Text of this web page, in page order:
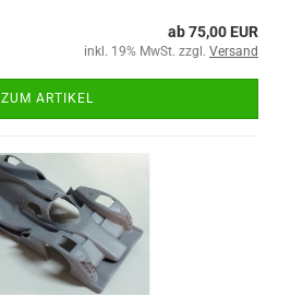
ab 75,00 EUR
inkl. 19% MwSt. zzgl. Versand
ZUM ARTIKEL